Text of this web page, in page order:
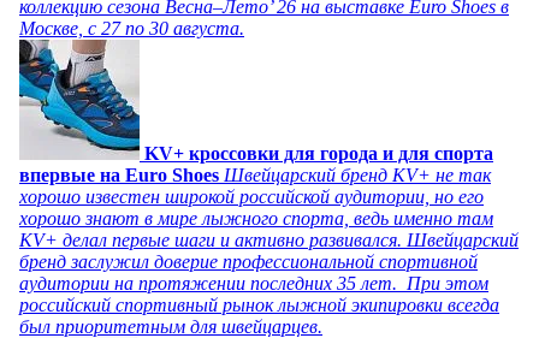
коллекцию сезона Весна–Лето’ 26 на выставке Euro Shoes в
Москве, с 27 по 30 августа.
KV+ кроссовки для города и для спорта
впервые на Euro Shoes Швейцарский бренд KV+ не так
хорошо известен широкой российской аудитории, но его
хорошо знают в мире лыжного спорта, ведь именно там
KV+ делал первые шаги и активно развивался. Швейцарский
бренд заслужил доверие профессиональной спортивной
аудитории на протяжении последних 35 лет. При этом
российский спортивный рынок лыжной экипировки всегда
был приоритетным для швейцарцев.